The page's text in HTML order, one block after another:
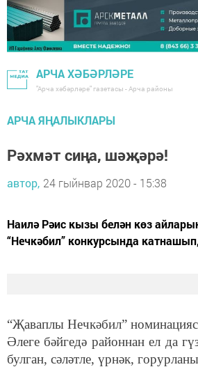
АРЧА ХӘБӘРЛӘРЕ
"Арча хәбәрләре" газетасы - Арча районы
АРЧА ЯҢАЛЫКЛАРЫ
Рәхмәт сиңа, шәҗәрә!
автор, 24 гыйнвар 2020 - 15:38
Наилә Рәис кызы белән көз
“Нечкәбил” конкурсында
“Җаваплы Нечкәбил”
Әлеге бәйгедә районнан ел да
булган, сәләтле, үрнәк,